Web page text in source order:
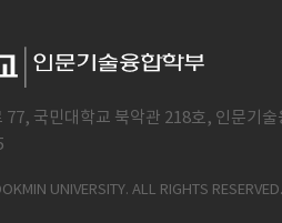
77, 국민대학교 북악관 218호, 인문기
UNIVERSITY. ALL RIGHTS RESERVED.